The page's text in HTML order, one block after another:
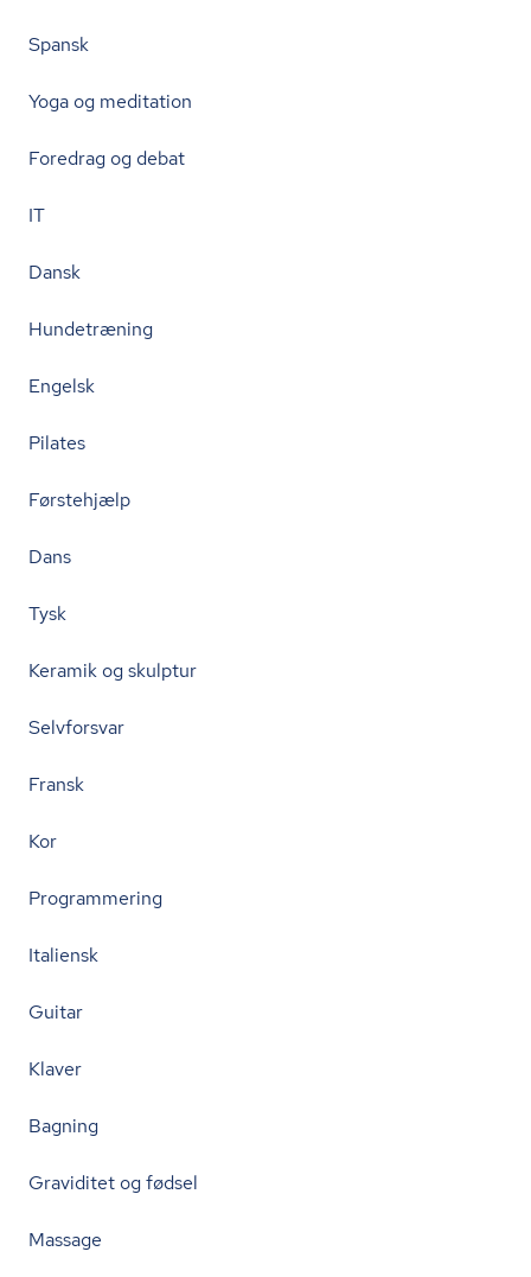
Spansk
Yoga og meditation
Foredrag og debat
IT
Dansk
Hundetræning
Engelsk
Pilates
Førstehjælp
Dans
Tysk
Keramik og skulptur
Selvforsvar
Fransk
Kor
Programmering
Italiensk
Guitar
Klaver
Bagning
Graviditet og fødsel
Massage